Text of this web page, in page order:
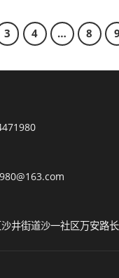
3 4 … 8 9
井街道沙一社区万安路